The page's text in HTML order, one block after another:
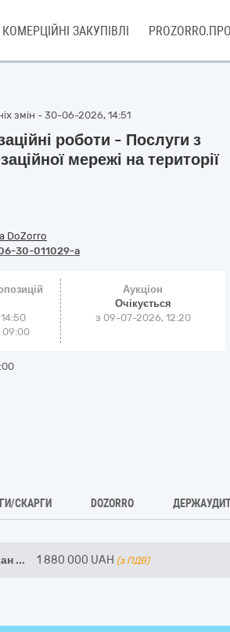
КОМЕРЦІЙНІ ЗАКУПІВЛІ
змін - 30-06-2026, 14:51
роботи - Послуги з
мережі на території
DoZorro
30-011029-a
09:00
Аукціон
Очікується
з 09-07-2026, 12:20
СКАРГИ DOZORRO
... 1 880 000 UAH (з ПДВ)